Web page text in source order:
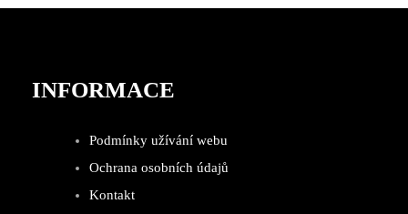
INFORMACE
Podmínky užívání webu
Ochrana osobních údajů
Kontakt